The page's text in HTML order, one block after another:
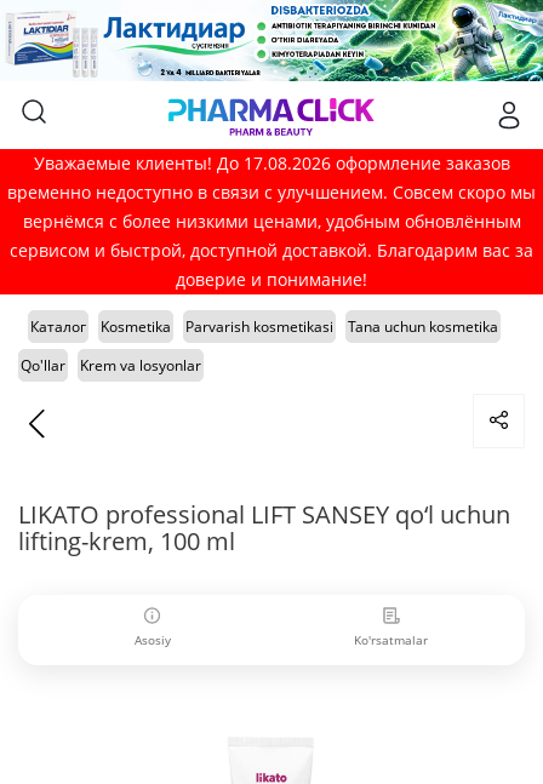
Уважаемые клиенты! До 17.08.2026 оформление заказов
временно недоступно в связи с улучшением. Совсем скоро мы
вернёмся с более низкими ценами, удобным обновлённым
сервисом и быстрой, доступной доставкой. Благодарим вас за
доверие и понимание!
Каталог Kosmetika Parvarish kosmetikasi
Tana uchun kosmetika
Qo'llar
Krem va losyonlar
LIKATO professional LIFT SANSEY qo‘l uchun
lifting-krem, 100 ml
Asosiy Ko'rsatmalar